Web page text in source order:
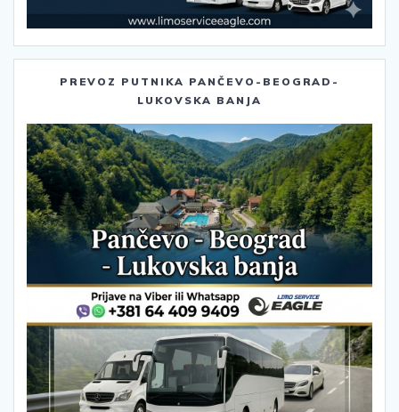
PREVOZ PUTNIKA PANČEVO-BEOGRAD-
LUKOVSKA BANJA